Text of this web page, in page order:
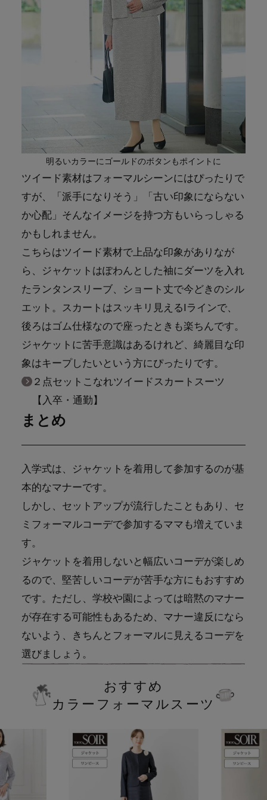
明るいカラーにゴールドのボタンもポイントに
ツイード素材はフォーマルシーンにはぴったりで
すが、「派手になりそう」「古い印象にならない
か心配」そんなイメージを持つ方もいらっしゃる
かもしれません。
こちらはツイード素材で上品な印象がありなが
ら、ジャケットはぽわんとした袖にダーツを入れ
たランタンスリーブ、ショート丈で今どきのシル
エット。スカートはスッキリ見えるIラインで、
後ろはゴム仕様なので座ったときも楽ちんです。
ジャケットに苦手意識はあるけれど、綺麗目な印
象はキープしたいという方にぴったりです。
２点セットこなれツイードスカートスーツ
【入卒・通勤】
まとめ
入学式は、ジャケットを着用して参加するのが基
本的なマナーです。
しかし、セットアップが流行したこともあり、セ
ミフォーマルコーデで参加するママも増えていま
す。
ジャケットを着用しないと幅広いコーデが楽しめ
るので、堅苦しいコーデが苦手な方にもおすすめ
です。ただし、学校や園によっては暗黙のマナー
が存在する可能性もあるため、マナー違反になら
ないよう、きちんとフォーマルに見えるコーデを
選びましょう。
おすすめ
カラーフォーマルスーツ